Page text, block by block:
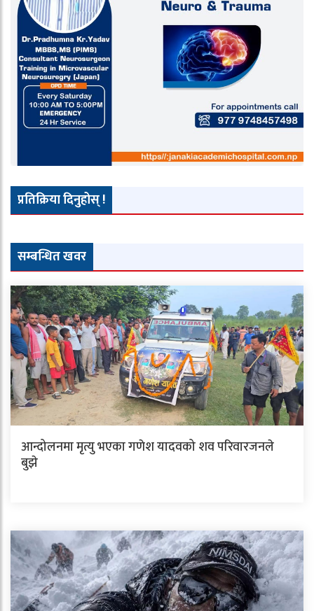
प्रतिक्रिया दिनुहोस् !
सम्बन्धित खवर
आन्दोलनमा मृत्यु भएका गणेश यादवको शव परिवारजनले
बुझे